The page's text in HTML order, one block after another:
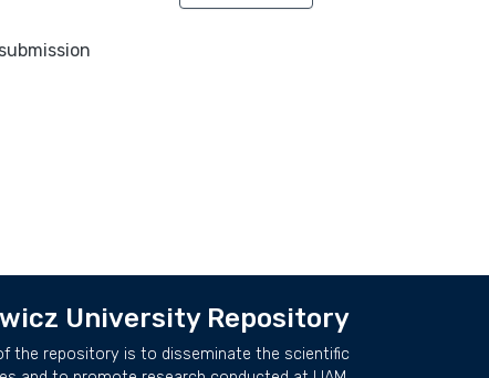
University Repository
the repository is to disseminate the scientific